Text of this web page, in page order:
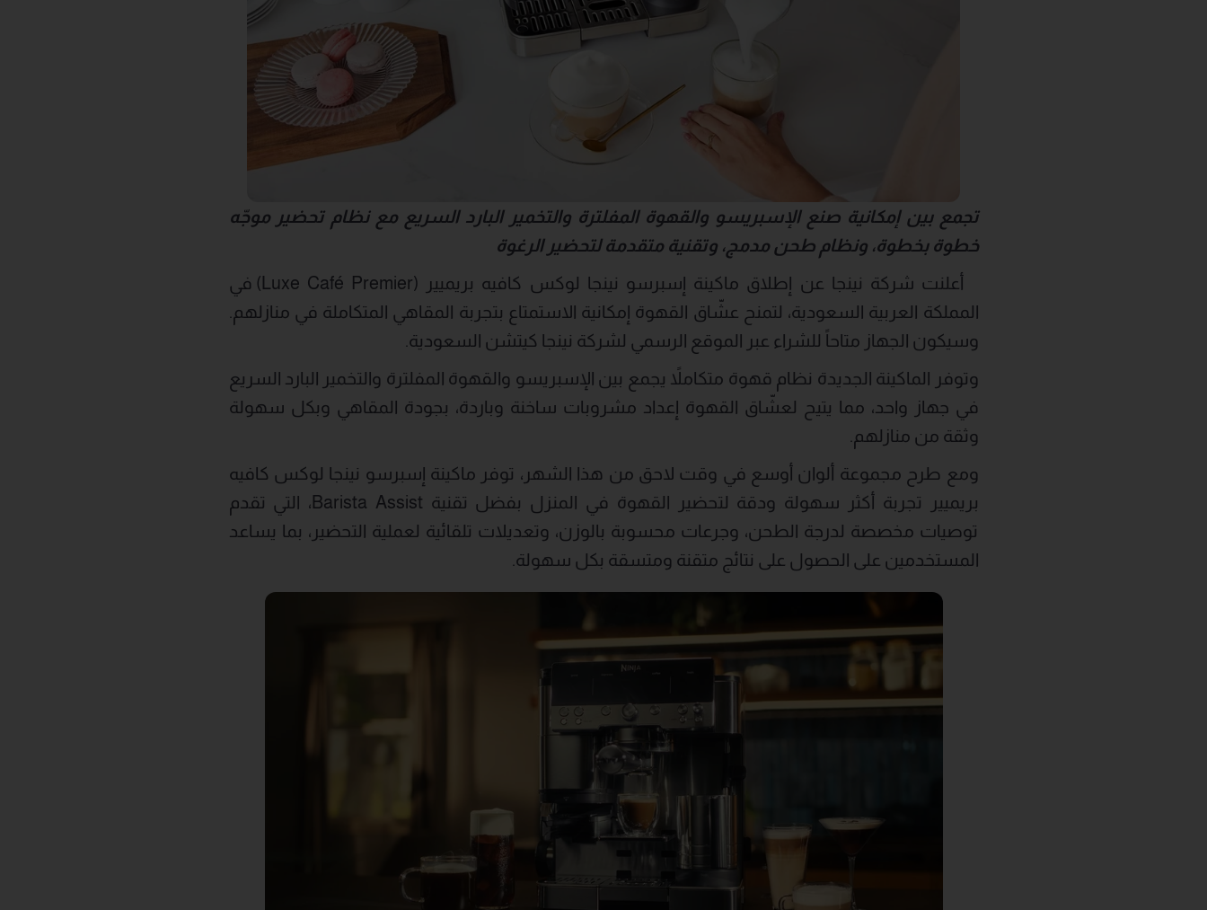
تجمع بين إمكانية صنع الإسبريسو والقهوة المفلترة والتخمير البارد السريع مع نظام تحضير موجّه
خطوة بخطوة، ونظام طحن مدمج، وتقنية متقدمة لتحضير الرغوة
أعلنت شركة نينجا عن إطلاق ماكينة إسبرسو نينجا لوكس كافيه بريميير (Luxe Café Premier) في
المملكة العربية السعودية، لتمنح عشّاق القهوة إمكانية الاستمتاع بتجربة المقاهي المتكاملة في منازلهم.
وسيكون الجهاز متاحاً للشراء عبر الموقع الرسمي لشركة نينجا كيتشن السعودية.
وتوفر الماكينة الجديدة نظام قهوة متكاملاً يجمع بين الإسبريسو والقهوة المفلترة والتخمير البارد السريع
في جهاز واحد، مما يتيح لعشّاق القهوة إعداد مشروبات ساخنة وباردة، بجودة المقاهي وبكل سهولة
وثقة من منازلهم.
ومع طرح مجموعة ألوان أوسع في وقت لاحق من هذا الشهر، توفر ماكينة إسبرسو نينجا لوكس كافيه
بريميير تجربة أكثر سهولة ودقة لتحضير القهوة في المنزل بفضل تقنية Barista Assist، التي تقدم
توصيات مخصصة لدرجة الطحن، وجرعات محسوبة بالوزن، وتعديلات تلقائية لعملية التحضير، بما يساعد
المستخدمين على الحصول على نتائج متقنة ومتسقة بكل سهولة.